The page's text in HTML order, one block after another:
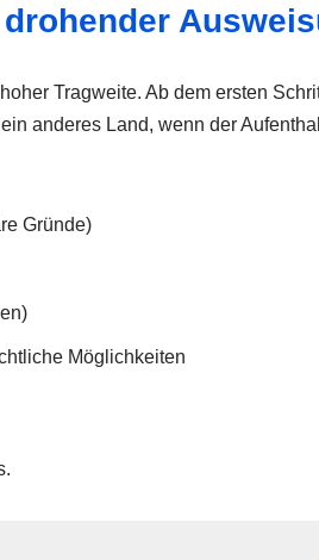
Tragweite. Ab dem ersten
anderes Land, wenn der
Gründe)
Möglichkeiten